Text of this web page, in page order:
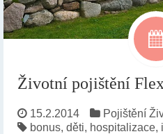
Životní pojištění
15.2.2014 Pojištění
bonus, děti, hospitalizace,